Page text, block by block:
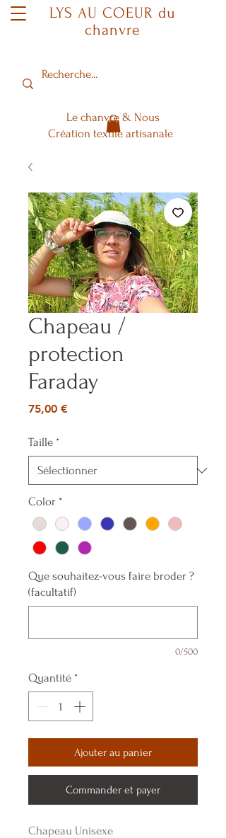
LYS AU COEUR du
chanvre
Le chanvre & Nous
Création textile artisanale
Chapeau /
protection
Faraday
75,00 €Prix
Taille *
Color *
Que souhaitez-vous faire broder ?
(facultatif)
0/500
Quantité *
Ajouter au panier
Commander et payer
Chapeau Unisexe